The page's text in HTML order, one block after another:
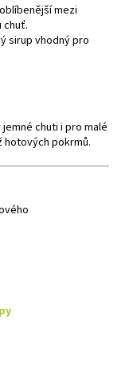
mezi
chuť.
sirup vhodný pro
chuti i pro malé
hotových pokrmů.